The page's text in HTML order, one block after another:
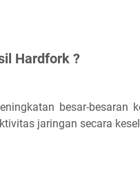
Hardfork ?
besar-besaran
jaringan secara